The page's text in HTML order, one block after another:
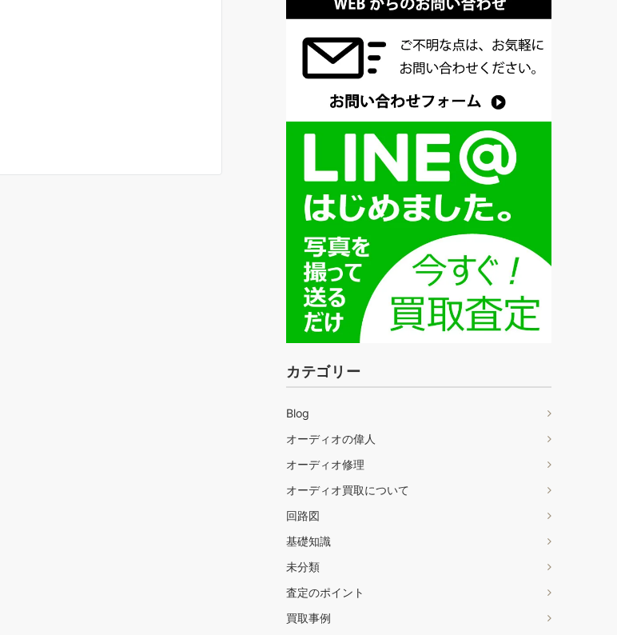
カテゴリー
Blog
オーディオの偉人
オーディオ修理
オーディオ買取について
回路図
基礎知識
未分類
査定のポイント
買取事例